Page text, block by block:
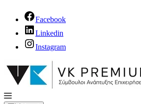
Facebook
Linkedin
Instagram